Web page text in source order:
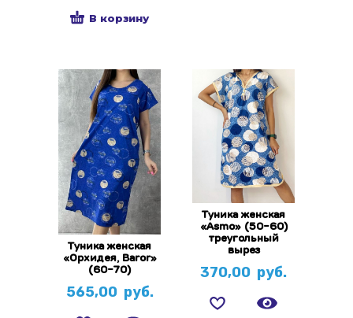
В корзину
Туника женская
«Орхидея, Baror»
(60-70)
565,00 руб.
Туника женская
«Asmo» (50-60)
треугольный
вырез
370,00 руб.